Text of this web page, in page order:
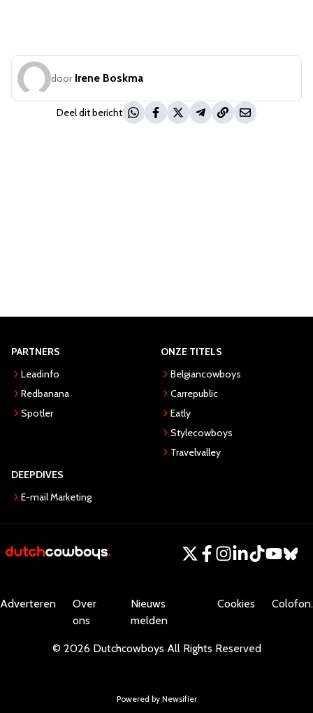
door Irene Boskma
Deel dit bericht
PARTNERS
Leadinfo
Redbanana
Spotler
ONZE TITELS
Belgiancowboys
Carrepublic
Eatly
Stylecowboys
Travelvalley
DEEPDIVES
E-mail Marketing
Adverteren
Over
ons
Nieuws
melden
Cookies Colofon.
© 2026 Dutchcowboys All Rights Reserved
Powered by Newsifier